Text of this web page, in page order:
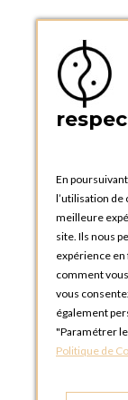
6 rue
En
l’utilisation de
meilleure
site. Ils nous
expérience
comment
vous
également
"Paramétrer
Politique de